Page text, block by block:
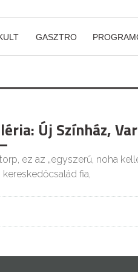
GASZTRO
Új Színház,
ez az „egyszerű, noha
fia,